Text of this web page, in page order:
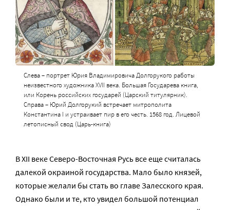
Слева – портрет Юрия Владимировича Долгорукого работы
неизвестного художника XVII века. Большая Государева книга,
или Корень российских государей (Царский титулярник).
Справа – Юрий Долгорукий встречает митрополита
Константина I и устраивает пир в его честь. 1568 год. Лицевой
летописный свод (Царь-книга)
В XII веке Северо-Восточная Русь все еще считалась
далекой окраиной государства. Мало было князей,
которые желали бы стать во главе Залесского края.
Однако были и те, кто увидел большой потенциал